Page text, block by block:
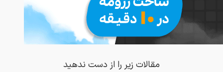
مقالات زیر را از دست ندهید